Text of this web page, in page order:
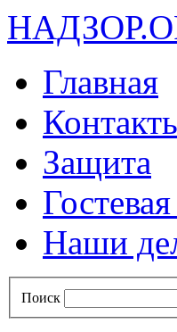
Главная
Защита
Наши
Поиск